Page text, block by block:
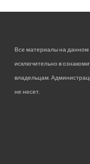
Все материалы на данном
исключительно в
владельцам.
не несет.